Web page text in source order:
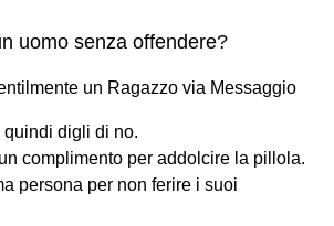
uomo senza offendere?
un Ragazzo via Messaggio
quindi digli di no.
complimento per addolcire la pillola.
persona per non ferire i suoi